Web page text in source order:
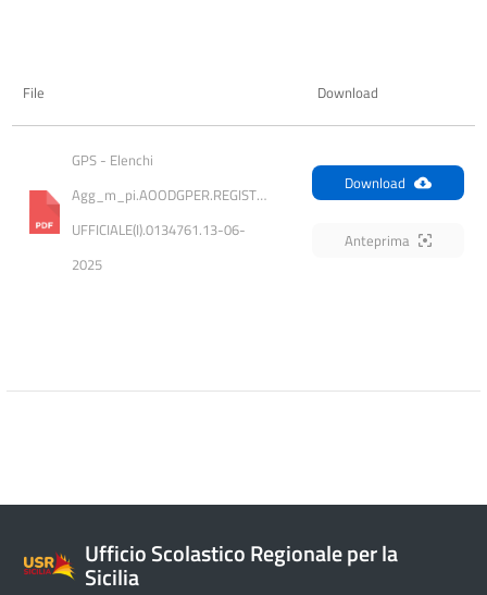
File Download
GPS - Elenchi
Agg_m_pi.AOODGPER.REGISTRO
UFFICIALE(I).0134761.13-06-
2025
Download
Anteprima
Ufficio Scolastico Regionale per la
Sicilia